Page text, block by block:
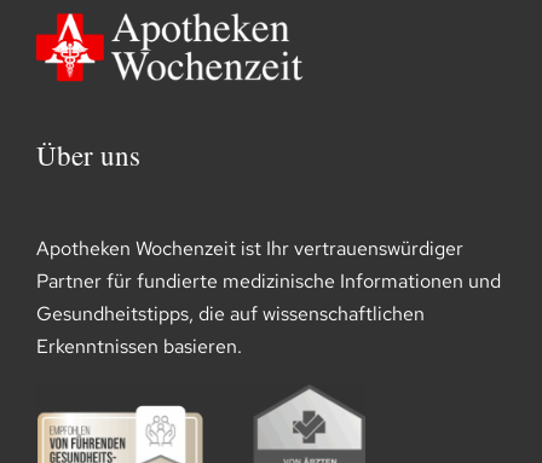
Über uns
Apotheken Wochenzeit ist Ihr vertrauenswürdiger
Partner für fundierte medizinische Informationen und
Gesundheitstipps, die auf wissenschaftlichen
Erkenntnissen basieren.